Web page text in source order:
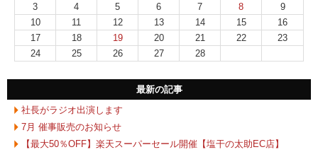
3
4 5 6 7 8
9
10
11 12 13 14 15
16
17
18 19 20 21 22
23
24
25 26 27 28
最新の記事
社長がラジオ出演します
7月 催事販売のお知らせ
【最大50％OFF】楽天スーパーセール開催【塩干の太助EC店】